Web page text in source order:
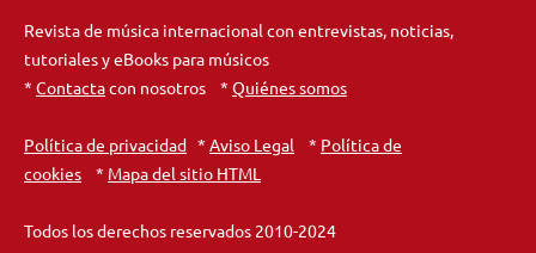
Revista de música internacional con entrevistas, noticias,
tutoriales y eBooks para músicos
* Contactacon nosotros * Quiénes somos
Política de privacidad * Aviso Legal * Política de
cookies * Mapa del sitio HTML
Todos los derechos reservados 2010-2024